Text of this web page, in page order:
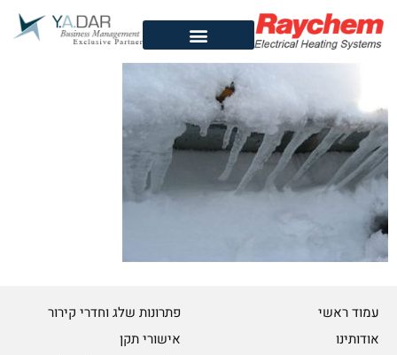
עמוד ראשי
אודותינו
פתרונות שלג וחדרי קירור
אישורי תקן